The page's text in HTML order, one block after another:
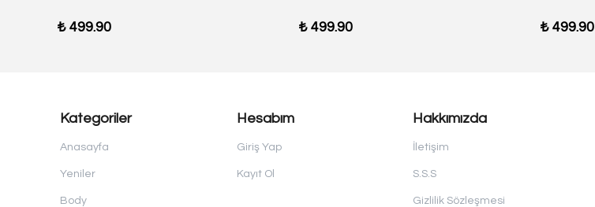
₺ 499.90 ₺ 499.90 ₺ 499.90
Kategoriler
Anasayfa
Yeniler
Body
Hesabım
Giriş Yap
Kayıt Ol
Hakkımızda
İletişim
S.S.S
Gizlilik Sözleşmesi